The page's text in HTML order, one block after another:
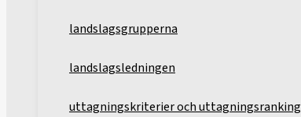
landslagsgrupperna
landslagsledningen
uttagningskriterier och uttagningsranking